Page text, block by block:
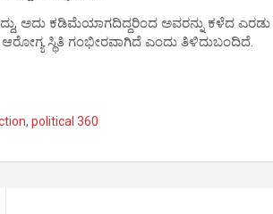
ಅದು ಕಡಿಮೆಯಾಗದಿದ್ದರಿಂದ ಅವರನ್ನು ಕಳೆದ
ಸ್ಥಿತಿ ಗಂಭೀರವಾಗಿದೆ ಎಂದು ತಿಳಿದುಬಂದಿದೆ.
, political 360